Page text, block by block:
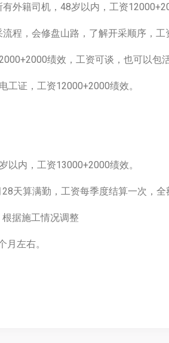
外籍司机，48岁以内，工资
程，会修盘山路，了解开采顺序，工
绩效，工资可谈，也可以包
工证，工资12000+2000绩效。
以内，工资13000+2000绩效。
天算满勤，工资每季度结算一次，全
据施工情况调整
月左右。